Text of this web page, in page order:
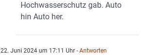
Hochwasserschutz gab. Auto
hin Auto her.
22. Juni 2024 um 17:11 Uhr - Antworten